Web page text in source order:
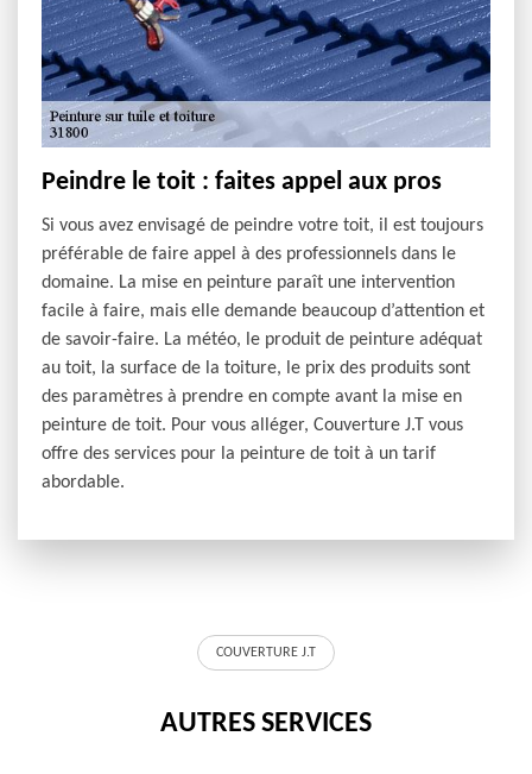
Peindre le toit : faites appel aux pros
Si vous avez envisagé de peindre votre toit, il est toujours
préférable de faire appel à des professionnels dans le
domaine. La mise en peinture paraît une intervention
facile à faire, mais elle demande beaucoup d’attention et
de savoir-faire. La météo, le produit de peinture adéquat
au toit, la surface de la toiture, le prix des produits sont
des paramètres à prendre en compte avant la mise en
peinture de toit. Pour vous alléger, Couverture J.T vous
offre des services pour la peinture de toit à un tarif
abordable.
COUVERTURE J.T
AUTRES SERVICES